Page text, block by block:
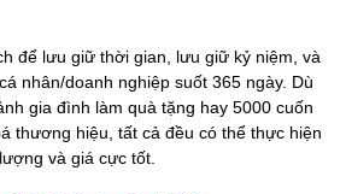
để lưu giữ thời gian, lưu giữ kỷ niệm, và
nhân/doanh nghiệp suốt 365 ngày. Dù
gia đình làm quà tặng hay 5000 cuốn
thương hiệu, tất cả đều có thể thực hiện
và giá cực tốt.